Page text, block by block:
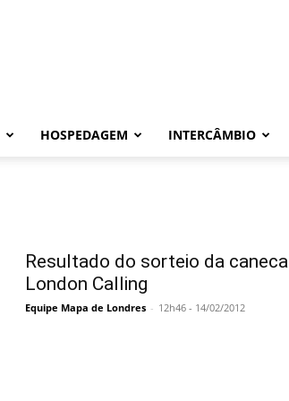
HOSPEDAGEM INTERCÂMBIO
Resultado do sorteio da caneca
London Calling
Equipe Mapa de Londres - 12h46 - 14/02/2012